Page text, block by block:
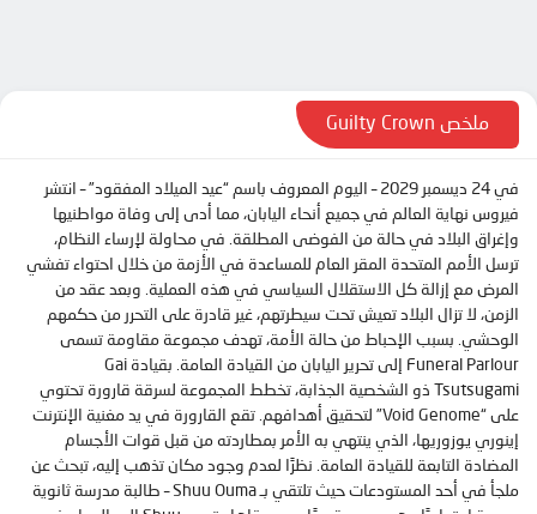
الحلقة 14
الحلقة 15
الحلقة 16
الحلقة 17
الحلقة 18
الحلقة 19
الحلقة 20
الحلقة 22
ملخص Guilty Crown
في 24 ديسمبر 2029 – اليوم المعروف باسم “عيد الميلاد المفقود” – انتشر
فيروس نهاية العالم في جميع أنحاء اليابان، مما أدى إلى وفاة مواطنيها
وإغراق البلاد في حالة من الفوضى المطلقة. في محاولة لإرساء النظام،
ترسل الأمم المتحدة المقر العام للمساعدة في الأزمة من خلال احتواء تفشي
المرض مع إزالة كل الاستقلال السياسي في هذه العملية. وبعد عقد من
الزمن، لا تزال البلاد تعيش تحت سيطرتهم، غير قادرة على التحرر من حكمهم
الوحشي. بسبب الإحباط من حالة الأمة، تهدف مجموعة مقاومة تسمى
Funeral Parlour إلى تحرير اليابان من القيادة العامة. بقيادة Gai
Tsutsugami ذو الشخصية الجذابة، تخطط المجموعة لسرقة قارورة تحتوي
على “Void Genome” لتحقيق أهدافهم. تقع القارورة في يد مغنية الإنترنت
إينوري يوزوريها، الذي ينتهي به الأمر بمطاردته من قبل قوات الأجسام
المضادة التابعة للقيادة العامة. نظرًا لعدم وجود مكان تذهب إليه، تبحث عن
ملجأ في أحد المستودعات حيث تلتقي بـ Shuu Ouma – طالبة مدرسة ثانوية